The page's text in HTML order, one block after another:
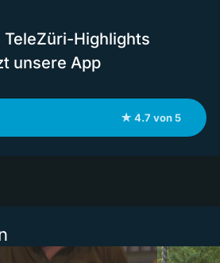
TeleZüri-Highlights
unsere App
★ 4.7 von 5